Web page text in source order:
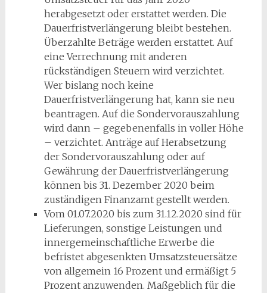
herabgesetzt oder erstattet werden. Die
Dauerfristverlängerung bleibt bestehen.
Überzahlte Beträge werden erstattet. Auf
eine Verrechnung mit anderen
rückständigen Steuern wird verzichtet.
Wer bislang noch keine
Dauerfristverlängerung hat, kann sie neu
beantragen. Auf die Sondervorauszahlung
wird dann – gegebenenfalls in voller Höhe
– verzichtet. Anträge auf Herabsetzung
der Sondervorauszahlung oder auf
Gewährung der Dauerfristverlängerung
können bis 31. Dezember 2020 beim
zuständigen Finanzamt gestellt werden.
Vom 01.07.2020 bis zum 31.12.2020 sind für
Lieferungen, sonstige Leistungen und
innergemeinschaftliche Erwerbe die
befristet abgesenkten Umsatzsteuersätze
von allgemein 16 Prozent und ermäßigt 5
Prozent anzuwenden. Maßgeblich für die